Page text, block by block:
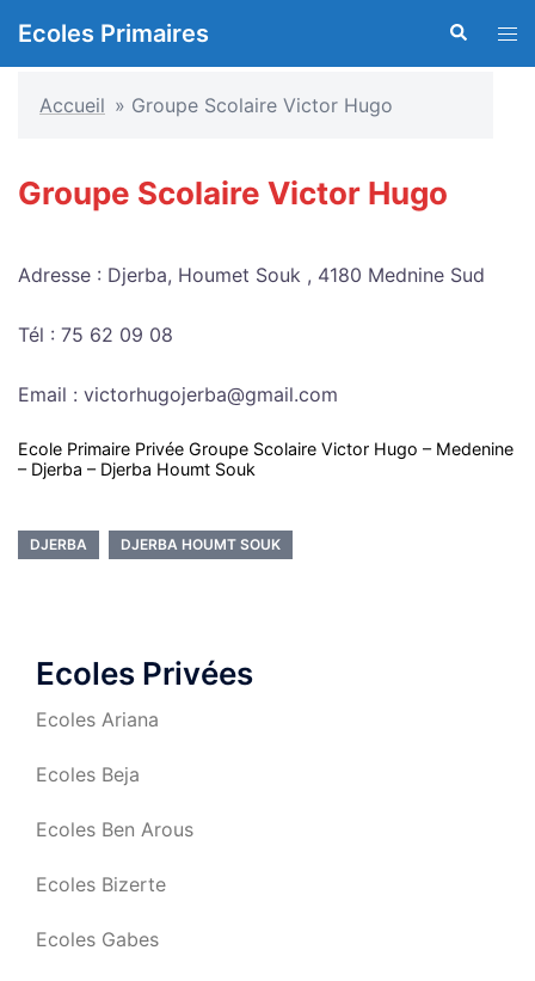
auEcoles Primaires
le
Accueil » Groupe Scolaire Victor Hugo
Groupe Scolaire Victor Hugo
Adresse : Djerba, Houmet Souk , 4180 Mednine Sud
Tél : 75 62 09 08
Email : victorhugojerba@gmail.com
Ecole Primaire Privée Groupe Scolaire Victor Hugo – Medenine
– Djerba – Djerba Houmt Souk
DJERBA DJERBA HOUMT SOUK
Ecoles Privées
Ecoles Ariana
Ecoles Beja
Ecoles Ben Arous
Ecoles Bizerte
Ecoles Gabes